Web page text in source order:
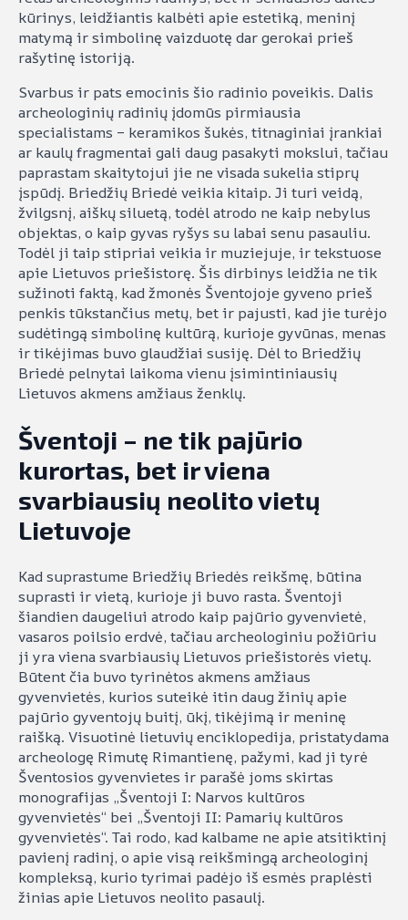
kūrinys, leidžiantis kalbėti apie estetiką, meninį
matymą ir simbolinę vaizduotę dar gerokai prieš
rašytinę istoriją.
Svarbus ir pats emocinis šio radinio poveikis. Dalis
archeologinių radinių įdomūs pirmiausia
specialistams – keramikos šukės, titnaginiai įrankiai
ar kaulų fragmentai gali daug pasakyti mokslui, tačiau
paprastam skaitytojui jie ne visada sukelia stiprų
įspūdį. Briedžių Briedė veikia kitaip. Ji turi veidą,
žvilgsnį, aiškų siluetą, todėl atrodo ne kaip nebylus
objektas, o kaip gyvas ryšys su labai senu pasauliu.
Todėl ji taip stipriai veikia ir muziejuje, ir tekstuose
apie Lietuvos priešistorę. Šis dirbinys leidžia ne tik
sužinoti faktą, kad žmonės Šventojoje gyveno prieš
penkis tūkstančius metų, bet ir pajusti, kad jie turėjo
sudėtingą simbolinę kultūrą, kurioje gyvūnas, menas
ir tikėjimas buvo glaudžiai susiję. Dėl to Briedžių
Briedė pelnytai laikoma vienu įsimintiniausių
Lietuvos akmens amžiaus ženklų.
Šventoji – ne tik pajūrio
kurortas, bet ir viena
svarbiausių neolito vietų
Lietuvoje
Kad suprastume Briedžių Briedės reikšmę, būtina
suprasti ir vietą, kurioje ji buvo rasta. Šventoji
šiandien daugeliui atrodo kaip pajūrio gyvenvietė,
vasaros poilsio erdvė, tačiau archeologiniu požiūriu
ji yra viena svarbiausių Lietuvos priešistorės vietų.
Būtent čia buvo tyrinėtos akmens amžiaus
gyvenvietės, kurios suteikė itin daug žinių apie
pajūrio gyventojų buitį, ūkį, tikėjimą ir meninę
raišką. Visuotinė lietuvių enciklopedija, pristatydama
archeologę Rimutę Rimantienę, pažymi, kad ji tyrė
Šventosios gyvenvietes ir parašė joms skirtas
monografijas „Šventoji I: Narvos kultūros
gyvenvietės“ bei „Šventoji II: Pamarių kultūros
gyvenvietės“. Tai rodo, kad kalbame ne apie atsitiktinį
pavienį radinį, o apie visą reikšmingą archeologinį
kompleksą, kurio tyrimai padėjo iš esmės praplėsti
žinias apie Lietuvos neolito pasaulį.